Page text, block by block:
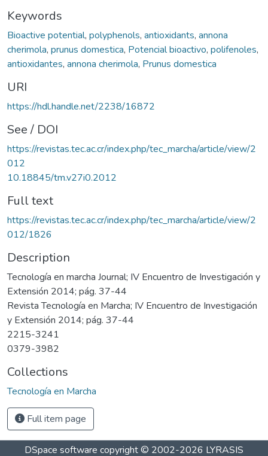
Keywords
Bioactive potential, polyphenols, antioxidants, annona
cherimola, prunus domestica, Potencial bioactivo, polifenoles,
antioxidantes, annona cherimola, Prunus domestica
URI
https://hdl.handle.net/2238/16872
See / DOI
https://revistas.tec.ac.cr/index.php/tec_marcha/article/view/2
012
10.18845/tm.v27i0.2012
Full text
https://revistas.tec.ac.cr/index.php/tec_marcha/article/view/2
012/1826
Description
Tecnología en marcha Journal; IV Encuentro de Investigación y
Extensión 2014; pág. 37-44
Revista Tecnología en Marcha; IV Encuentro de Investigación
y Extensión 2014; pág. 37-44
2215-3241
0379-3982
Collections
Tecnología en Marcha
Full item page
DSpace software copyright © 2002-2026 LYRASIS